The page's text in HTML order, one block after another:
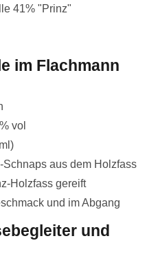
im Flachmann
vol
aus dem Holzfass
Holzfass gereift
und im Abgang
und